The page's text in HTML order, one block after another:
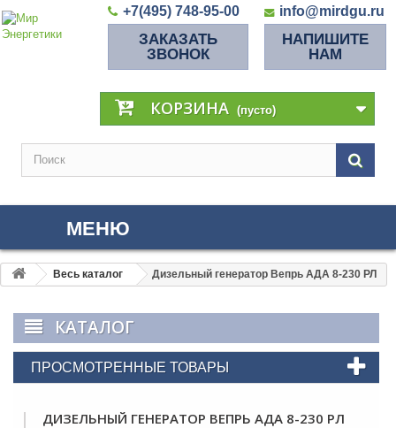
+7(495) 748-95-00 info@mirdgu.ru
ЗАКАЗАТЬ
ЗВОНОК
НАПИШИТЕ
НАМ
КОРЗИНА (пусто)
МЕНЮ
Весь каталог Дизельный генератор Вепрь АДА 8-230 РЛ
КАТАЛОГ
ПРОСМОТРЕННЫЕ ТОВАРЫ
ДИЗЕЛЬНЫЙ ГЕНЕРАТОР ВЕПРЬ АДА 8-230 РЛ